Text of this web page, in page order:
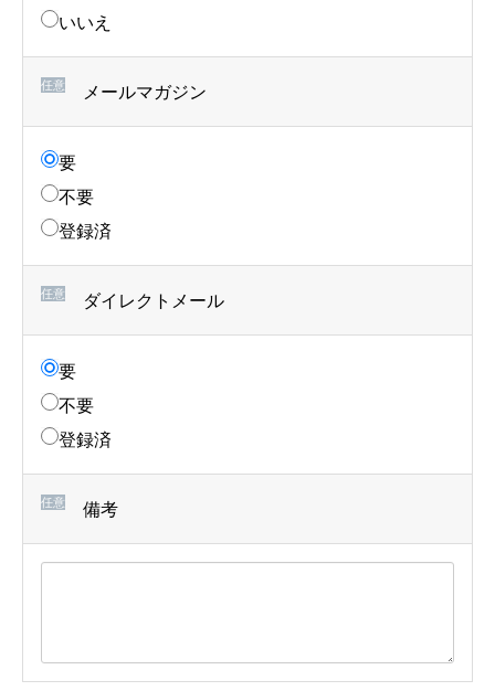
いいえ
任意 メールマガジン
要
不要
登録済
任意 ダイレクトメール
要
不要
登録済
任意 備考